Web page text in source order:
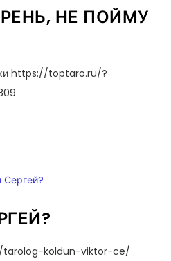
НЕ ПОЙМУ
https://toptaro.ru/?
koldun-viktor-ce/